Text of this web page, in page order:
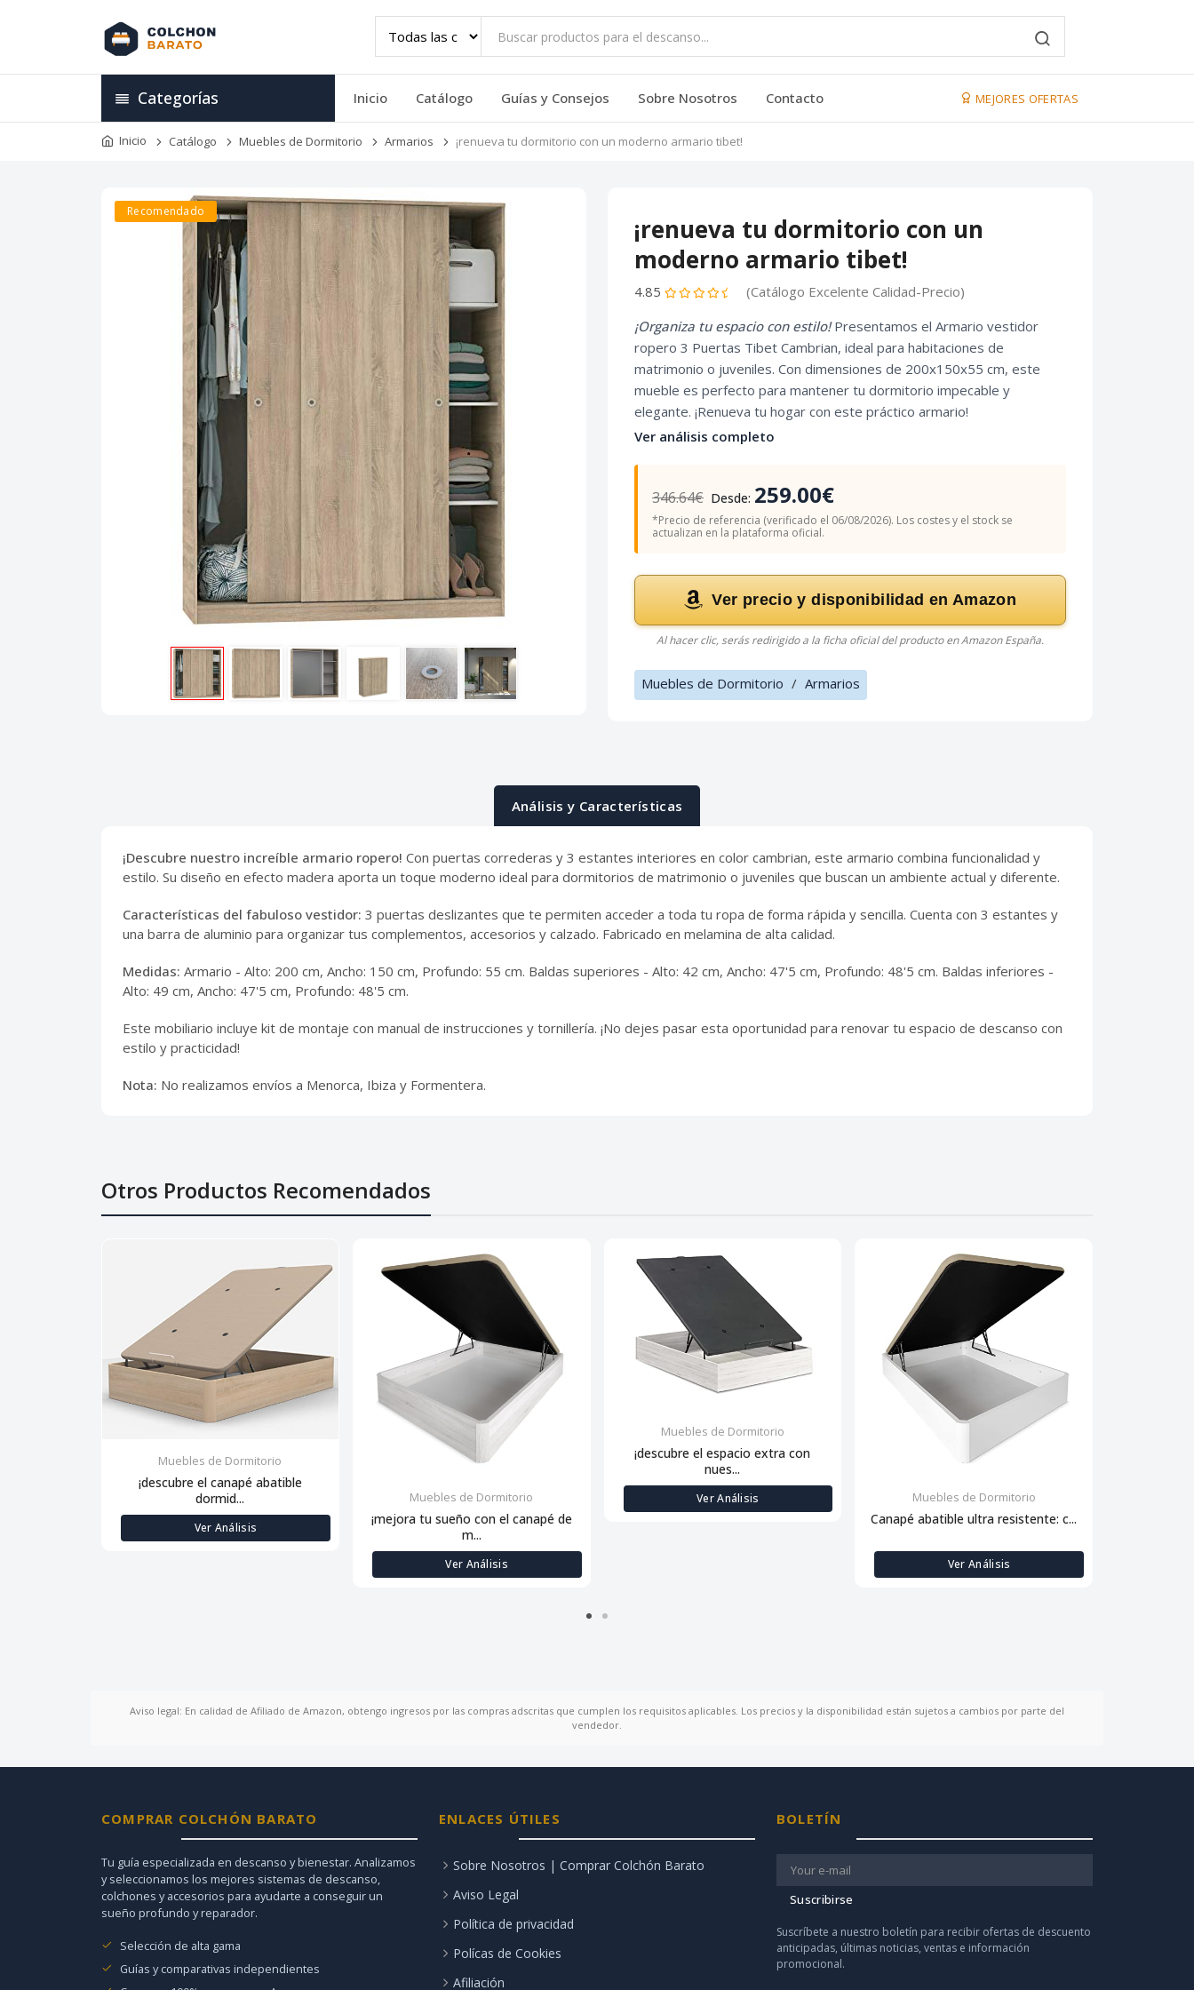
Categorías Inicio Catálogo Guías y Consejos Sobre Nosotros Contacto MEJORES OFERTAS
Inicio Catálogo Muebles de Dormitorio Armarios ¡renueva tu dormitorio con un moderno armario tibet!
Recomendado
¡renueva tu dormitorio con un
moderno armario tibet!
4.85
(Catálogo Excelente Calidad-Precio)
¡Organiza tu espacio con estilo!Presentamos el Armario vestidor
ropero 3 Puertas Tibet Cambrian, ideal para habitaciones de
matrimonio o juveniles. Con dimensiones de 200x150x55 cm, este
mueble es perfecto para mantener tu dormitorio impecable y
elegante. ¡Renueva tu hogar con este práctico armario!
Ver análisis completo
346.64€ Desde: 259.00€
*Precio de referencia (verificado el 06/08/2026). Los costes y el stock se
actualizan en la plataforma oficial.
Ver precio y disponibilidad en Amazon
Al hacer clic, serás redirigido a la ficha oficial del producto en Amazon España.
Muebles de Dormitorio / Armarios
Análisis y Características
¡Descubre nuestro increíble armario ropero! Con puertas correderas y 3 estantes interiores en color cambrian, este armario combina funcionalidad y
estilo. Su diseño en efecto madera aporta un toque moderno ideal para dormitorios de matrimonio o juveniles que buscan un ambiente actual y diferente.
Características del fabuloso vestidor: 3 puertas deslizantes que te permiten acceder a toda tu ropa de forma rápida y sencilla. Cuenta con 3 estantes y
una barra de aluminio para organizar tus complementos, accesorios y calzado. Fabricado en melamina de alta calidad.
Medidas: Armario - Alto: 200 cm, Ancho: 150 cm, Profundo: 55 cm. Baldas superiores - Alto: 42 cm, Ancho: 47'5 cm, Profundo: 48'5 cm. Baldas inferiores -
Alto: 49 cm, Ancho: 47'5 cm, Profundo: 48'5 cm.
Este mobiliario incluye kit de montaje con manual de instrucciones y tornillería. ¡No dejes pasar esta oportunidad para renovar tu espacio de descanso con
estilo y practicidad!
Nota: No realizamos envíos a Menorca, Ibiza y Formentera.
Otros Productos Recomendados
Muebles de Dormitorio
¡descubre el canapé abatible
dormid...
Ver Análisis
Muebles de Dormitorio
¡mejora tu sueño con el canapé de
m...
Ver Análisis
Muebles de Dormitorio
¡descubre el espacio extra con
nues...
Ver Análisis Muebles de Dormitorio
Canapé abatible ultra resistente: c...
Ver Análisis
Aviso legal: En calidad de Afiliado de Amazon, obtengo ingresos por las compras adscritas que cumplen los requisitos aplicables. Los precios y la disponibilidad están sujetos a cambios por parte del
vendedor.
COMPRAR COLCHÓN BARATO
Tu guía especializada en descanso y bienestar. Analizamos
y seleccionamos los mejores sistemas de descanso,
colchones y accesorios para ayudarte a conseguir un
sueño profundo y reparador.
Selección de alta gama
Guías y comparativas independientes
ENLACES ÚTILES
Sobre Nosotros | Comprar Colchón Barato
Aviso Legal
Política de privacidad
Polícas de Cookies
Afiliación
BOLETÍN
Suscribirse
Suscríbete a nuestro boletín para recibir ofertas de descuento
anticipadas, últimas noticias, ventas e información
promocional.